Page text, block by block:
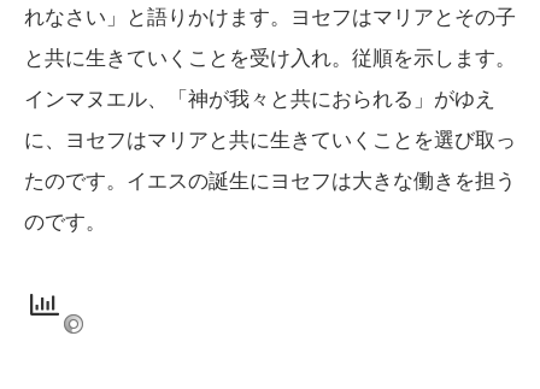
れなさい」と語りかけます。ヨセフはマリアとその子
と共に生きていくことを受け入れ。従順を示します。
インマヌエル、「神が我々と共におられる」がゆえ
に、ヨセフはマリアと共に生きていくことを選び取っ
たのです。イエスの誕生にヨセフは大きな働きを担う
のです。